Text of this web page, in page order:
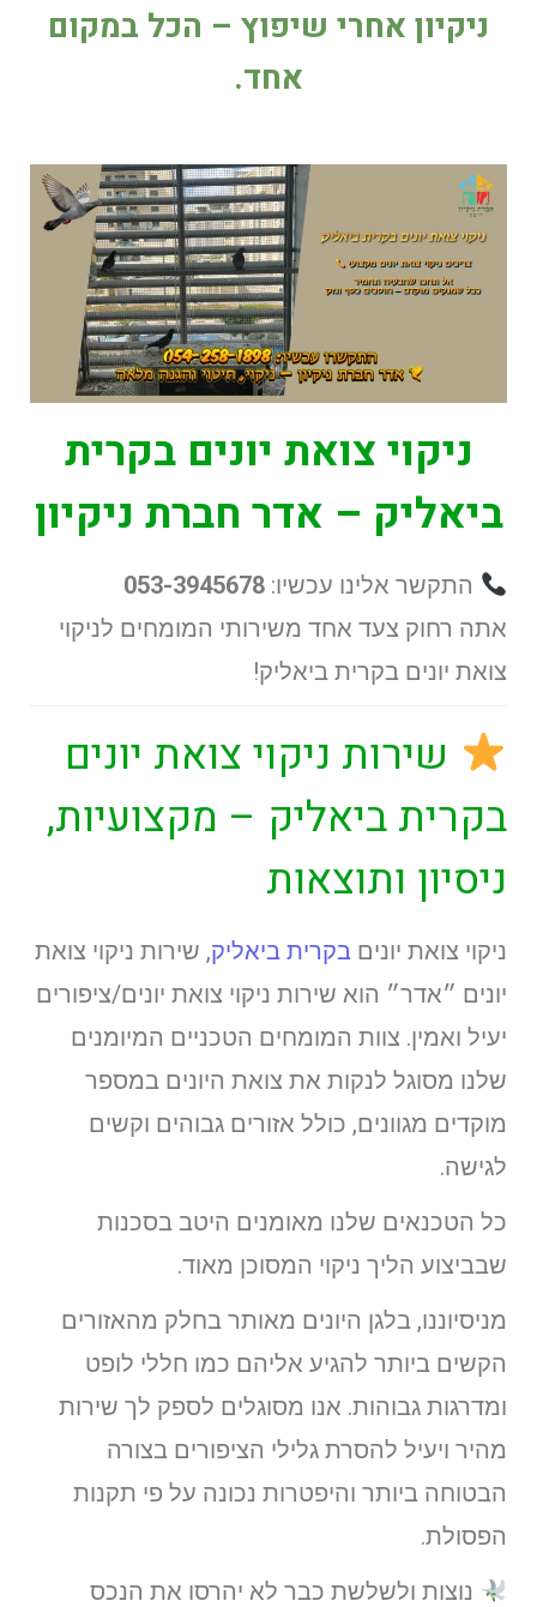
ניקיון אחרי שיפוץ – הכל במקום
אחד.
ניקוי צואת יונים בקרית
ביאליק – אדר חברת ניקיון
התקשר אלינו עכשיו: 053-3945678
אתה רחוק צעד אחד משירותי המומחים לניקוי
צואת יונים בקרית ביאליק!
שירות ניקוי צואת יונים
בקרית ביאליק – מקצועיות,
ניסיון ותוצאות
ניקוי צואת יונים בקרית ביאליק, שירות ניקוי צואת
יונים ״אדר״ הוא שירות ניקוי צואת יונים/ציפורים
יעיל ואמין. צוות המומחים הטכניים המיומנים
שלנו מסוגל לנקות את צואת היונים במספר
מוקדים מגוונים, כולל אזורים גבוהים וקשים
לגישה.
כל הטכנאים שלנו מאומנים היטב בסכנות
שבביצוע הליך ניקוי המסוכן מאוד.
מניסיוננו, בלגן היונים מאותר בחלק מהאזורים
הקשים ביותר להגיע אליהם כמו חללי לופט
ומדרגות גבוהות. אנו מסוגלים לספק לך שירות
מהיר ויעיל להסרת גלילי הציפורים בצורה
הבטוחה ביותר והיפטרות נכונה על פי תקנות
הפסולת.
נוצות ולשלשת כבר לא יהרסו את הנכס